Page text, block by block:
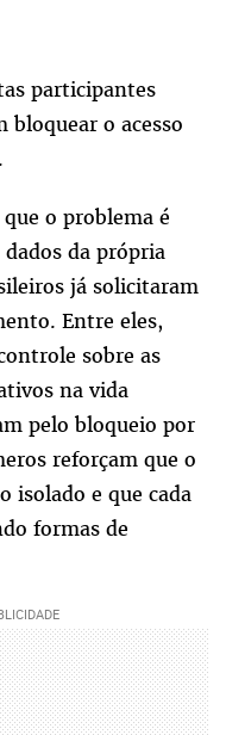
participantes
bloquear o acesso
o problema é
da própria
já solicitaram
Entre eles,
sobre as
na vida
pelo bloqueio por
reforçam que o
isolado e que cada
formas de